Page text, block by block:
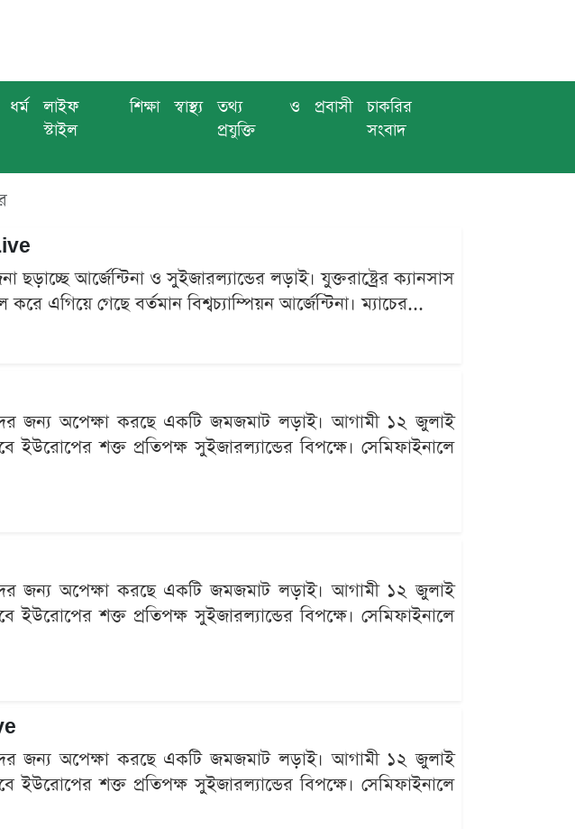
ধর্ম
লাইফ
স্টাইল
শিক্ষা স্বাস্থ্য
তথ্য ও
প্রযুক্তি
প্রবাসী
চাকরির
সংবাদ
আর্জেন্টিনা ও সুইজারল্যান্ডের লড়াই। যুক্তরাষ্ট্রের ক্যানসাস
এগিয়ে গেছে বর্তমান বিশ্বচ্যাম্পিয়ন আর্জেন্টিনা। ম্যাচের...
জন্য অপেক্ষা করছে একটি জমজমাট লড়াই। আগামী ১২ জুলাই
ইউরোপের শক্ত প্রতিপক্ষ সুইজারল্যান্ডের বিপক্ষে। সেমিফাইনালে
জন্য অপেক্ষা করছে একটি জমজমাট লড়াই। আগামী ১২ জুলাই
ইউরোপের শক্ত প্রতিপক্ষ সুইজারল্যান্ডের বিপক্ষে। সেমিফাইনালে
জন্য অপেক্ষা করছে একটি জমজমাট লড়াই। আগামী ১২ জুলাই
ইউরোপের শক্ত প্রতিপক্ষ সুইজারল্যান্ডের বিপক্ষে। সেমিফাইনালে